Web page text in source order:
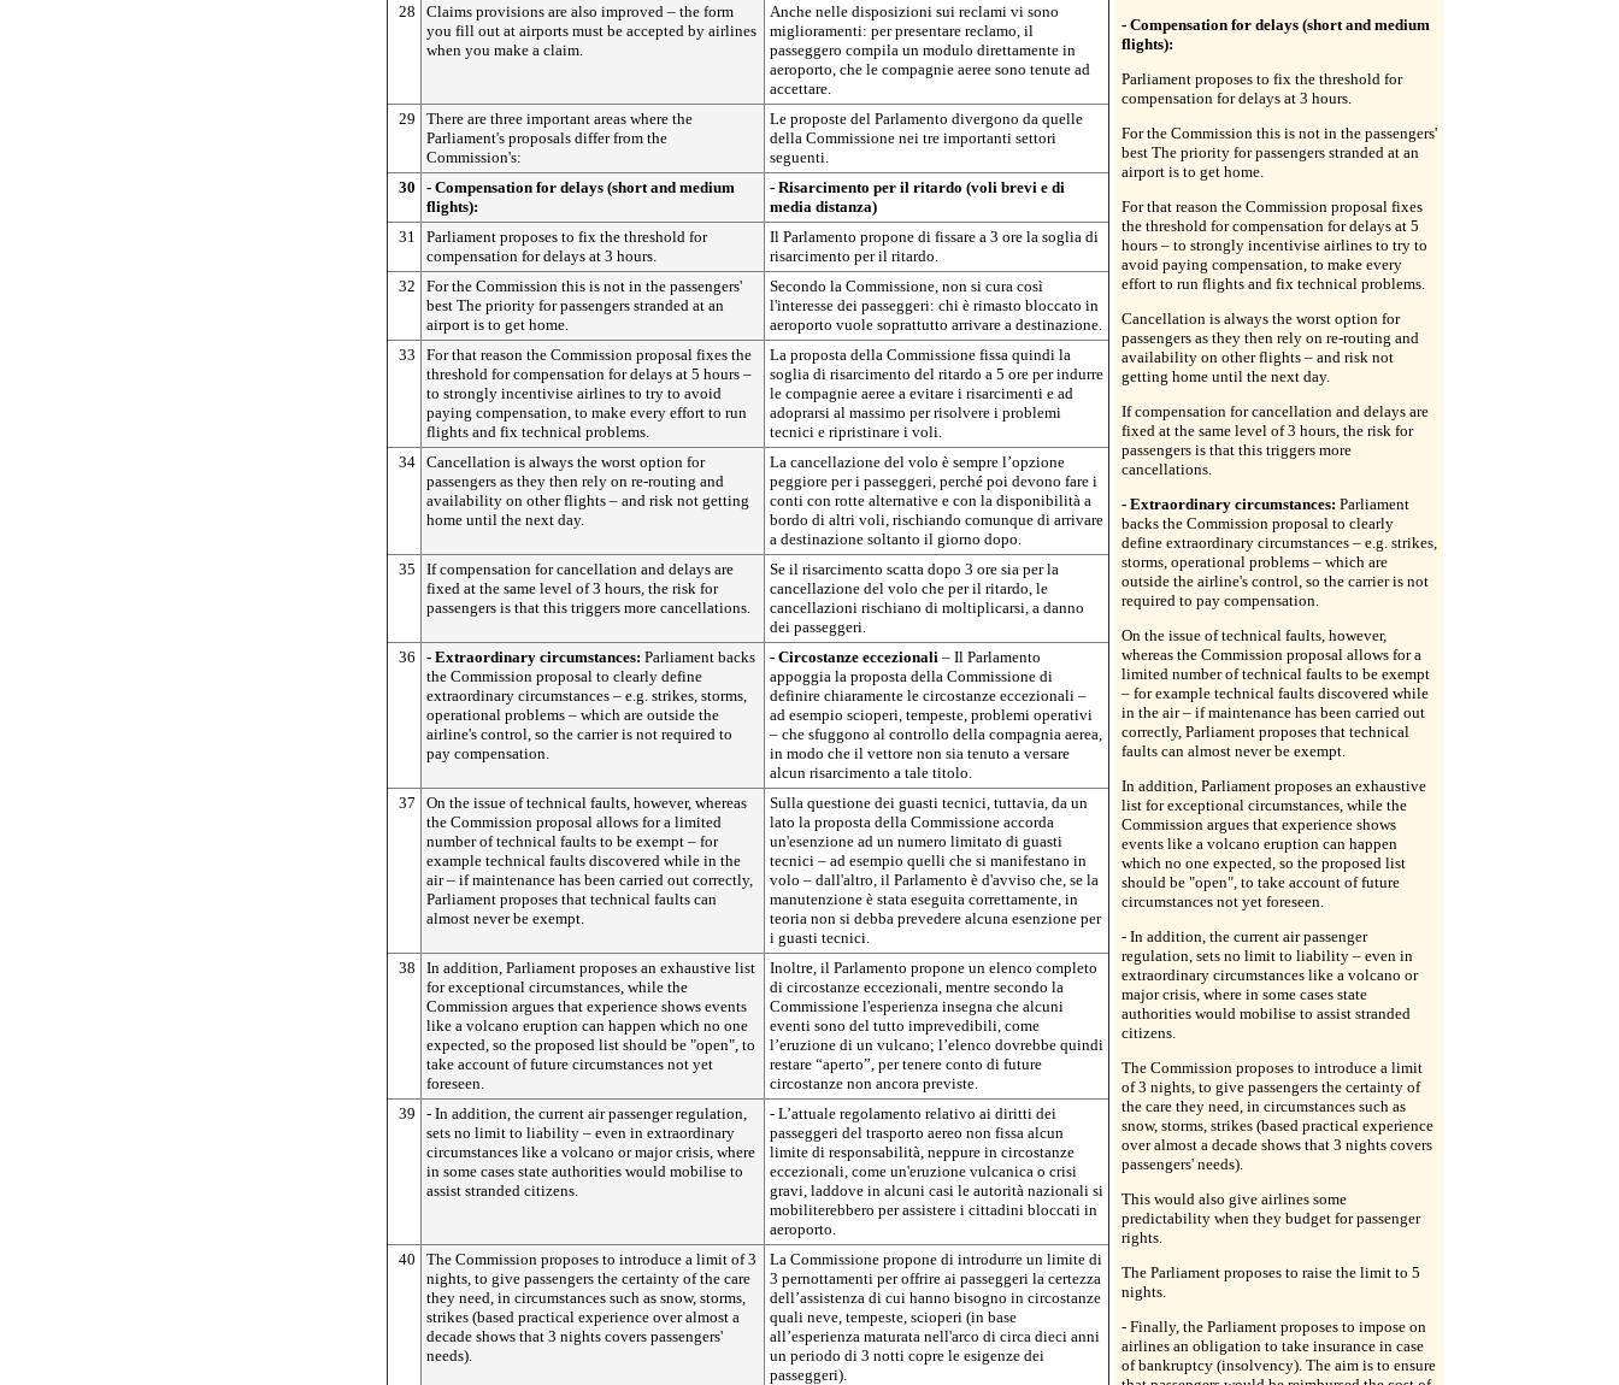
28
Claims provisions are also improved – the form
you fill out at airports must be accepted by airlines
when you make a claim.
Anche nelle disposizioni sui reclami vi sono
miglioramenti: per presentare reclamo, il
passeggero compila un modulo direttamente in
aeroporto, che le compagnie aeree sono tenute ad
accettare.
29
There are three important areas where the
Parliament's proposals differ from the
Commission's:
Le proposte del Parlamento divergono da quelle
della Commissione nei tre importanti settori
seguenti.
30
- Compensation for delays (short and medium
flights):
- Risarcimento per il ritardo (voli brevi e di
media distanza)
31
Parliament proposes to fix the threshold for
compensation for delays at 3 hours.
Il Parlamento propone di fissare a 3 ore la soglia di
risarcimento per il ritardo.
32
For the Commission this is not in the passengers'
best The priority for passengers stranded at an
airport is to get home.
Secondo la Commissione, non si cura così
l'interesse dei passeggeri: chi è rimasto bloccato in
aeroporto vuole soprattutto arrivare a destinazione.
33
For that reason the Commission proposal fixes the
threshold for compensation for delays at 5 hours –
to strongly incentivise airlines to try to avoid
paying compensation, to make every effort to run
flights and fix technical problems.
La proposta della Commissione fissa quindi la
soglia di risarcimento del ritardo a 5 ore per indurre
le compagnie aeree a evitare i risarcimenti e ad
adoprarsi al massimo per risolvere i problemi
tecnici e ripristinare i voli.
34 Cancellation is always the worst option for
passengers as they then rely on re-routing and
availability on other flights – and risk not getting
home until the next day.
La cancellazione del volo è sempre l’opzione
peggiore per i passeggeri, perché poi devono fare i
conti con rotte alternative e con la disponibilità a
bordo di altri voli, rischiando comunque di arrivare
a destinazione soltanto il giorno dopo.
35
If compensation for cancellation and delays are
fixed at the same level of 3 hours, the risk for
passengers is that this triggers more cancellations.
Se il risarcimento scatta dopo 3 ore sia per la
cancellazione del volo che per il ritardo, le
cancellazioni rischiano di moltiplicarsi, a danno
dei passeggeri.
36
- Extraordinary circumstances: Parliament backs
the Commission proposal to clearly define
extraordinary circumstances – e.g. strikes, storms,
operational problems – which are outside the
airline's control, so the carrier is not required to
pay compensation.
- Circostanze eccezionali – Il Parlamento
appoggia la proposta della Commissione di
definire chiaramente le circostanze eccezionali –
ad esempio scioperi, tempeste, problemi operativi
– che sfuggono al controllo della compagnia aerea,
in modo che il vettore non sia tenuto a versare
alcun risarcimento a tale titolo.
37
On the issue of technical faults, however, whereas
the Commission proposal allows for a limited
number of technical faults to be exempt – for
example technical faults discovered while in the
air – if maintenance has been carried out correctly,
Parliament proposes that technical faults can
almost never be exempt.
Sulla questione dei guasti tecnici, tuttavia, da un
lato la proposta della Commissione accorda
un'esenzione ad un numero limitato di guasti
tecnici – ad esempio quelli che si manifestano in
volo – dall'altro, il Parlamento è d'avviso che, se la
manutenzione è stata eseguita correttamente, in
teoria non si debba prevedere alcuna esenzione per
i guasti tecnici.
38
In addition, Parliament proposes an exhaustive list
for exceptional circumstances, while the
Commission argues that experience shows events
like a volcano eruption can happen which no one
expected, so the proposed list should be "open", to
take account of future circumstances not yet
foreseen.
Inoltre, il Parlamento propone un elenco completo
di circostanze eccezionali, mentre secondo la
Commissione l'esperienza insegna che alcuni
eventi sono del tutto imprevedibili, come
l’eruzione di un vulcano; l’elenco dovrebbe quindi
restare “aperto”, per tenere conto di future
circostanze non ancora previste.
39
- In addition, the current air passenger regulation,
sets no limit to liability – even in extraordinary
circumstances like a volcano or major crisis, where
in some cases state authorities would mobilise to
assist stranded citizens.
- L’attuale regolamento relativo ai diritti dei
passeggeri del trasporto aereo non fissa alcun
limite di responsabilità, neppure in circostanze
eccezionali, come un'eruzione vulcanica o crisi
gravi, laddove in alcuni casi le autorità nazionali si
mobiliterebbero per assistere i cittadini bloccati in
aeroporto.
40
The Commission proposes to introduce a limit of 3
nights, to give passengers the certainty of the care
they need, in circumstances such as snow, storms,
strikes (based practical experience over almost a
decade shows that 3 nights covers passengers'
needs).
La Commissione propone di introdurre un limite di
3 pernottamenti per offrire ai passeggeri la certezza
dell’assistenza di cui hanno bisogno in circostanze
quali neve, tempeste, scioperi (in base
all’esperienza maturata nell'arco di circa dieci anni
un periodo di 3 notti copre le esigenze dei
passeggeri).
- Compensation for delays (short and medium
flights):
Parliament proposes to fix the threshold for
compensation for delays at 3 hours.
For the Commission this is not in the passengers'
best The priority for passengers stranded at an
airport is to get home.
For that reason the Commission proposal fixes
the threshold for compensation for delays at 5
hours – to strongly incentivise airlines to try to
avoid paying compensation, to make every
effort to run flights and fix technical problems.
Cancellation is always the worst option for
passengers as they then rely on re-routing and
availability on other flights – and risk not
getting home until the next day.
If compensation for cancellation and delays are
fixed at the same level of 3 hours, the risk for
passengers is that this triggers more
cancellations.
- Extraordinary circumstances: Parliament
backs the Commission proposal to clearly
define extraordinary circumstances – e.g. strikes,
storms, operational problems – which are
outside the airline's control, so the carrier is not
required to pay compensation.
On the issue of technical faults, however,
whereas the Commission proposal allows for a
limited number of technical faults to be exempt
– for example technical faults discovered while
in the air – if maintenance has been carried out
correctly, Parliament proposes that technical
faults can almost never be exempt.
In addition, Parliament proposes an exhaustive
list for exceptional circumstances, while the
Commission argues that experience shows
events like a volcano eruption can happen
which no one expected, so the proposed list
should be "open", to take account of future
circumstances not yet foreseen.
- In addition, the current air passenger
regulation, sets no limit to liability – even in
extraordinary circumstances like a volcano or
major crisis, where in some cases state
authorities would mobilise to assist stranded
citizens.
The Commission proposes to introduce a limit
of 3 nights, to give passengers the certainty of
the care they need, in circumstances such as
snow, storms, strikes (based practical experience
over almost a decade shows that 3 nights covers
passengers' needs).
This would also give airlines some
predictability when they budget for passenger
rights.
The Parliament proposes to raise the limit to 5
nights.
- Finally, the Parliament proposes to impose on
airlines an obligation to take insurance in case
of bankruptcy (insolvency). The aim is to ensure